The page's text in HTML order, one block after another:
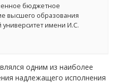
бюджетное
высшего образования
университет имени И.С.
одним из наиболее
надлежащего исполнения